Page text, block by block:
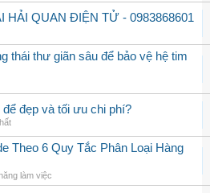
HẢI QUAN ĐIỆN TỬ - 0983868601
thái thư giãn sâu để bảo vệ hệ tim
đẹp và tối ưu chi phí?
Theo 6 Quy Tắc Phân Loại Hàng
làm việc